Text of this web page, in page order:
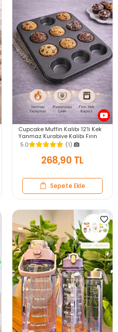
Cupcake Muffin Kalıbı 12'li Kek
Yanmaz Kurabiye Kalıbı Fırın
Çörek Kapsül Tepsisi
Paslanmaz Siyah
5.0 (1)
268,90 TL
Sepete Ekle